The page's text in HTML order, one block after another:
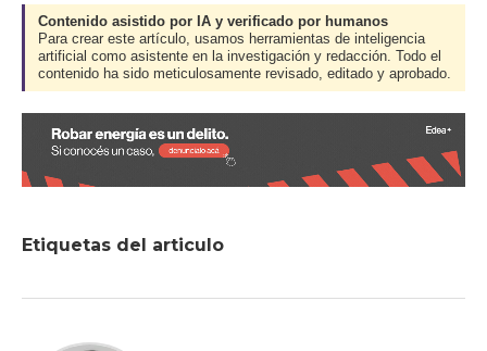
Contenido asistido por IA y verificado por humanos
Para crear este artículo, usamos herramientas de inteligencia
artificial como asistente en la investigación y redacción. Todo el
contenido ha sido meticulosamente revisado, editado y aprobado.
Etiquetas del articulo